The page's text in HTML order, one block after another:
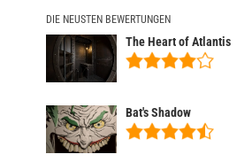
DIE NEUSTEN BEWERTUNGEN
The Heart of Atlantis
Bat's Shadow